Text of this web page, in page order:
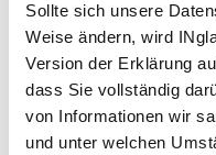
Sollte sich unsere
Weise ändern, wird
Version der Erklärung
dass Sie vollständig
von Informationen wir
und unter welchen
HOME Karriere